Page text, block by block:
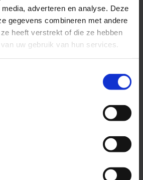
adverteren en analyse. Deze
gegevens combineren met andere
heeft verstrekt of die ze hebben
uw gebruik van hun services.
vacatures bij de Provincie
bij provincie Utrecht